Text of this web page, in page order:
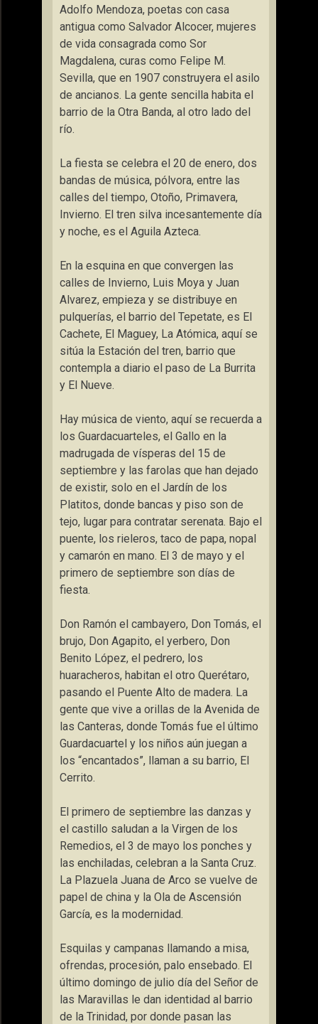
Adolfo Mendoza, poetas con casa
antigua como Salvador Alcocer, mujeres
de vida consagrada como Sor
Magdalena, curas como Felipe M.
Sevilla, que en 1907 construyera el asilo
de ancianos. La gente sencilla habita el
barrio de la Otra Banda, al otro lado del
río.
La fiesta se celebra el 20 de enero, dos
bandas de música, pólvora, entre las
calles del tiempo, Otoño, Primavera,
Invierno. El tren silva incesantemente día
y noche, es el Aguila Azteca.
En la esquina en que convergen las
calles de Invierno, Luis Moya y Juan
Alvarez, empieza y se distribuye en
pulquerías, el barrio del Tepetate, es El
Cachete, El Maguey, La Atómica, aquí se
sitúa la Estación del tren, barrio que
contempla a diario el paso de La Burrita
y El Nueve.
Hay música de viento, aquí se recuerda a
los Guardacuarteles, el Gallo en la
madrugada de vísperas del 15 de
septiembre y las farolas que han dejado
de existir, solo en el Jardín de los
Platitos, donde bancas y piso son de
tejo, lugar para contratar serenata. Bajo el
puente, los rieleros, taco de papa, nopal
y camarón en mano. El 3 de mayo y el
primero de septiembre son días de
fiesta.
Don Ramón el cambayero, Don Tomás, el
brujo, Don Agapito, el yerbero, Don
Benito López, el pedrero, los
huaracheros, habitan el otro Querétaro,
pasando el Puente Alto de madera. La
gente que vive a orillas de la Avenida de
las Canteras, donde Tomás fue el último
Guardacuartel y los niños aún juegan a
los “encantados”, llaman a su barrio, El
Cerrito.
El primero de septiembre las danzas y
el castillo saludan a la Virgen de los
Remedios, el 3 de mayo los ponches y
las enchiladas, celebran a la Santa Cruz.
La Plazuela Juana de Arco se vuelve de
papel de china y la Ola de Ascensión
García, es la modernidad.
Esquilas y campanas llamando a misa,
ofrendas, procesión, palo ensebado. El
último domingo de julio día del Señor de
las Maravillas le dan identidad al barrio
de la Trinidad, por donde pasan las